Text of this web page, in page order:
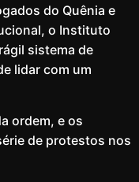
do Quênia e
o Instituto
sistema de
lidar com um
ordem, e os
de protestos nos